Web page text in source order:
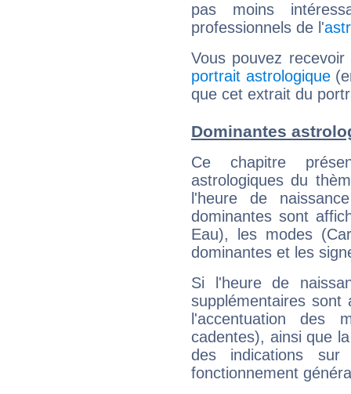
pas moins
professionnels de l'
Vous pouvez
portrait astrologique
que cet extrait du
Dominantes
Ce chapitre
astrologiques du
l'heure de
dominantes sont
Eau), les modes
dominantes et les
Si l'heure de
supplémentaires sont
l'accentuation des
cadentes), ainsi que
des indications sur
fonctionnement